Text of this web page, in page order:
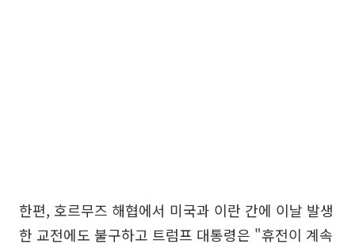
한편, 호르무즈 해협에서 미국과 이란 간에 이날 발생
한 교전에도 불구하고 트럼프 대통령은 "휴전이 계속